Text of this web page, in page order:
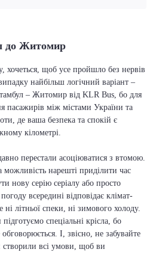
до Житомир
хочеться, щоб усе пройшло без нервів
найбільш логічний варіант –
– Житомир від KLR Bus, бо для
пасажирів між містами України та
де ваша безпека та спокій є
кілометрі.
перестали асоціюватися з втомою.
можливість нарешті приділити час
нову серію серіалу або просто
всередині відповідає клімат-
літньої спеки, ні зимового холоду.
спеціальні крісла, бо
І, звісно, не забувайте
створили всі умови, щоб ви